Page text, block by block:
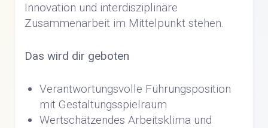
Innovation und interdisziplinäre
Zusammenarbeit im Mittelpunkt stehen.
Das wird dir geboten
Verantwortungsvolle Führungsposition
mit Gestaltungsspielraum
Wertschätzendes Arbeitsklima und